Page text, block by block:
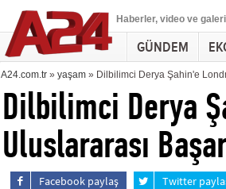
Haberler, video ve
GÜNDEM
A24.com.tr» yaşam» Dilbilimci Derya Şahin'e
Dilbilimci Derya
Uluslararası
Facebook paylaş Twitter